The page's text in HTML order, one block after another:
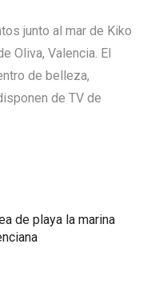
junto al mar de Kiko
Oliva, Valencia. El
de belleza,
de TV de